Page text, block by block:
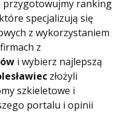
przygotowujmy ranking
specjalizują się
z wykorzystaniem
z
i wybierz najlepszą
złożyli
szkieletowe i
portalu i opinii